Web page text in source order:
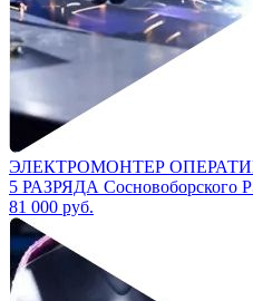
ЭЛЕКТРОМОНТЕР
5 РАЗРЯДА Сосновоборского
81 000 руб.